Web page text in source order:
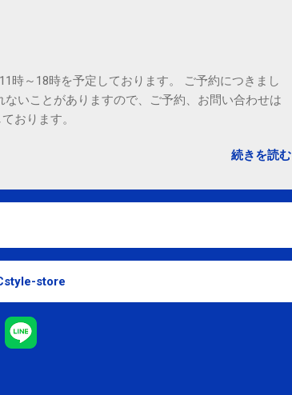
時～18時を予定しております。 ご予約につきまし
いことがありますので、ご予約、お問い合わせは
おります。
続きを読む
store